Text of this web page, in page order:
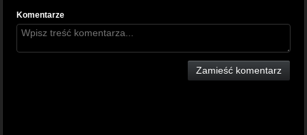
Komentarze
Zamieść komentarz